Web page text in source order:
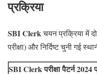
प्रक्रिया
SBI Clerkचयन प्रक्रिया में
परीक्षा) और निर्दिष्ट चुनी गई
SBI Clerk परीक्षा पैटर्न 2024